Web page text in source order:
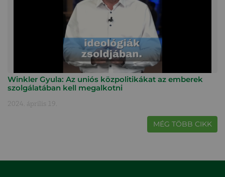
Winkler Gyula: Az uniós közpolitikákat az emberek
szolgálatában kell megalkotni
2024. április 19.
MÉG TÖBB CIKK